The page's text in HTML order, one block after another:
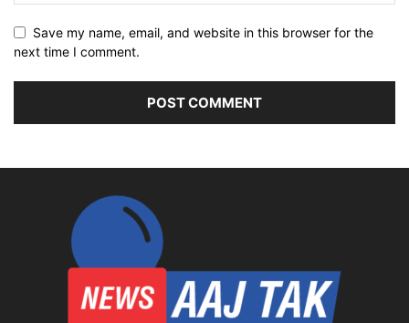
Save my name, email, and website in this browser for the
next time I comment.